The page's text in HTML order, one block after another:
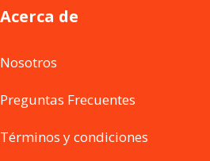
Acerca de
Nosotros
Preguntas Frecuentes
Términos y condiciones